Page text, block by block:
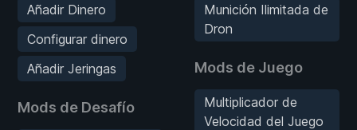
Añadir Dinero
Configurar dinero
Añadir Jeringas
Mods de Desafío
Munición Ilimitada de
Dron
Mods de Juego
Multiplicador de
Velocidad del Juego